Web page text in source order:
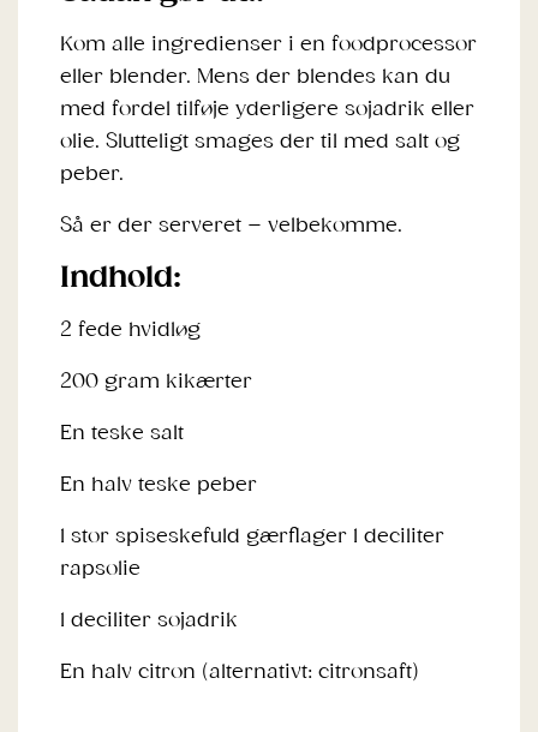
Kom alle ingredienser i en foodprocessor
eller blender. Mens der blendes kan du
med fordel tilføje yderligere sojadrik eller
olie. Slutteligt smages der til med salt og
peber.
Så er der serveret – velbekomme.
Indhold:
2 fede hvidløg
200 gram kikærter
En teske salt
En halv teske peber
1 stor spiseskefuld gærflager 1 deciliter
rapsolie
1 deciliter sojadrik
En halv citron (alternativt: citronsaft)